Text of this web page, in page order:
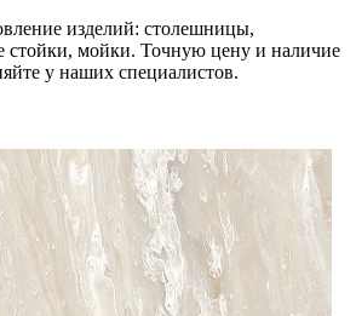
изделий: столешницы,
стойки, мойки. Точную цену и наличие
у наших специалистов.